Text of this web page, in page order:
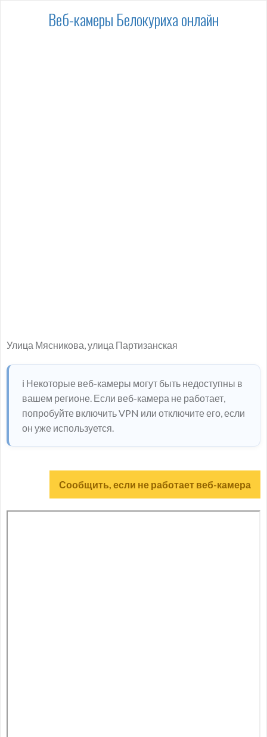
Веб-камеры Белокуриха онлайн
Улица Мясникова, улица Партизанская
ℹ️ Некоторые веб-камеры могут быть недоступны в
вашем регионе. Если веб-камера не работает,
попробуйте включить VPN или отключите его, если
он уже используется.
Сообщить, если не работает веб-камера